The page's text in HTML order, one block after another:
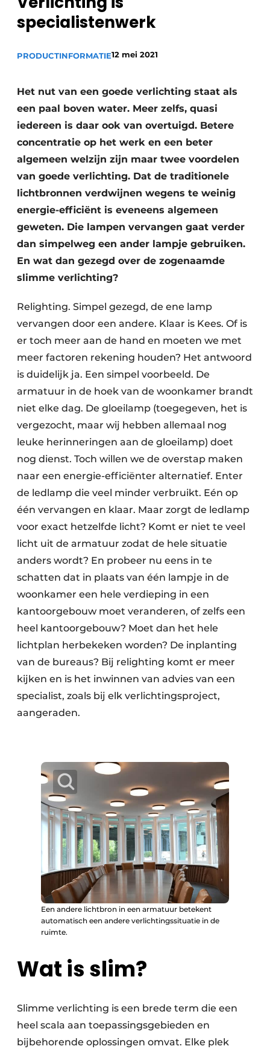
Vacature aanmelden
Video’s
Sanitair
Brandbeveiliging
Ventilatie
Warmtepompen
specialistenwerk
PRODUCTINFORMATIE12 mei 2021
Het nut van een goede verlichting staat als
een paal boven water. Meer zelfs, quasi
iedereen is daar ook van overtuigd. Betere
concentratie op het werk en een beter
algemeen welzijn zijn maar twee voordelen
van goede verlichting. Dat de traditionele
lichtbronnen verdwijnen wegens te weinig
energie-efficiënt is eveneens algemeen
geweten. Die lampen vervangen gaat verder
dan simpelweg een ander lampje gebruiken.
En wat dan gezegd over de zogenaamde
slimme verlichting?
Relighting. Simpel gezegd, de ene lamp
vervangen door een andere. Klaar is Kees. Of is
er toch meer aan de hand en moeten we met
meer factoren ­rekening houden? Het antwoord
is duidelijk ja. Een simpel voorbeeld. De
armatuur in de hoek van de woonkamer brandt
niet elke dag. De gloeilamp (toegegeven, het is
vergezocht, maar wij hebben allemaal nog
leuke ­herinneringen aan de gloeilamp) doet
nog dienst. Toch willen we de overstap maken
naar een energie-efficiënter alternatief. Enter
de ledlamp die veel minder verbruikt. Eén op
één vervangen en klaar. Maar zorgt de ledlamp
voor exact hetzelfde licht? Komt er niet te veel
licht uit de armatuur zodat de hele situatie
anders wordt? En probeer nu eens in te
schatten dat in plaats van één lampje in de
woonkamer een hele verdieping in een
kantoorgebouw moet veranderen, of zelfs een
heel kantoorgebouw? Moet dan het hele
lichtplan herbekeken worden? De inplanting
van de bureaus? Bij relighting komt er meer
kijken en is het inwinnen van advies van een
specialist, zoals bij elk verlichtingsproject,
aangeraden.
Een andere lichtbron in een armatuur betekent
automatisch een andere verlichtingssituatie in de
ruimte.
Wat is slim?
Slimme verlichting is een brede term die een
heel scala aan toepassings­gebieden en
bijbehorende oplossingen omvat. Elke plek